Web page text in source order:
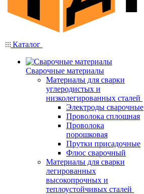
Каталог
Сварочные материалы
Материалы для сварки
углеродистых и
низколегированных сталей
Электроды сварочные
Проволока сплошная
Проволока
порошковая
Прутки присадочные
Флюс сварочный
Материалы для сварки
легированных
высокопрочных и
теплоустойчивых сталей